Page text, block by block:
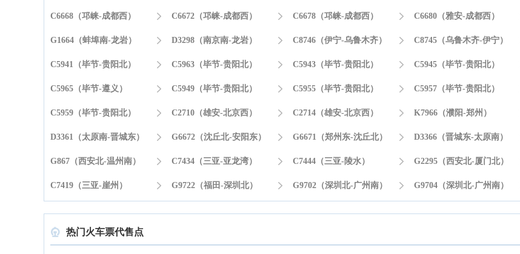
C6668（邛崃-成都西）  C6672（邛崃-成都西）  C6678（邛崃-成都西）  C6680（雅安-成都西）
G1664（蚌埠南-龙岩）  D3298（南京南-龙岩）  C8746（伊宁-乌鲁木齐）  C8745（乌鲁木齐-伊宁）
C5941（毕节-贵阳北）  C5963（毕节-贵阳北）  C5943（毕节-贵阳北）  C5945（毕节-贵阳北）
C5965（毕节-遵义）  C5949（毕节-贵阳北）  C5955（毕节-贵阳北）  C5957（毕节-贵阳北）
C5959（毕节-贵阳北）  C2710（雄安-北京西）  C2714（雄安-北京西）  K7966（濮阳-郑州）
D3361（太原南-晋城东）  G6672（沈丘北-安阳东）  G6671（郑州东-沈丘北）  D3366（晋城东-太原南）
G867（西安北-温州南）  C7434（三亚-亚龙湾）  C7444（三亚-陵水）  G2295（西安北-厦门北）
C7419（三亚-崖州）  G9722（福田-深圳北）  G9702（深圳北-广州南）  G9704（深圳北-广州南）
 热门火车票代售点